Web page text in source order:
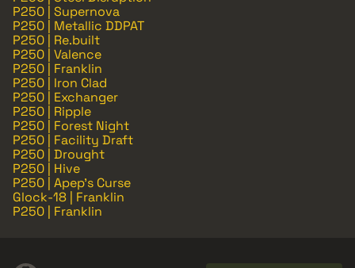
P250 | Supernova
P250 | Metallic DDPAT
P250 | Re.built
P250 | Valence
P250 | Franklin
P250 | Iron Clad
P250 | Exchanger
P250 | Ripple
P250 | Forest Night
P250 | Facility Draft
P250 | Drought
P250 | Hive
P250 | Apep's Curse
Glock-18 | Franklin
P250 | Franklin